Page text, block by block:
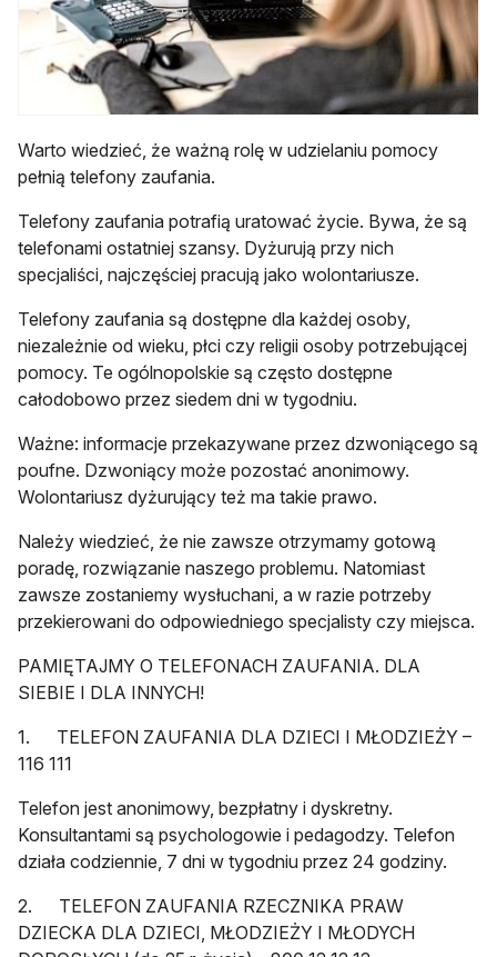
Warto wiedzieć, że ważną rolę w udzielaniu pomocy
pełnią telefony zaufania.
Telefony zaufania potrafią uratować życie. Bywa, że są
telefonami ostatniej szansy. Dyżurują przy nich
specjaliści, najczęściej pracują jako wolontariusze.
Telefony zaufania są dostępne dla każdej osoby,
niezależnie od wieku, płci czy religii osoby potrzebującej
pomocy. Te ogólnopolskie są często dostępne
całodobowo przez siedem dni w tygodniu.
Ważne: informacje przekazywane przez dzwoniącego są
poufne. Dzwoniący może pozostać anonimowy.
Wolontariusz dyżurujący też ma takie prawo.
Należy wiedzieć, że nie zawsze otrzymamy gotową
poradę, rozwiązanie naszego problemu. Natomiast
zawsze zostaniemy wysłuchani, a w razie potrzeby
przekierowani do odpowiedniego specjalisty czy miejsca.
PAMIĘTAJMY O TELEFONACH ZAUFANIA. DLA
SIEBIE I DLA INNYCH!
1. TELEFON ZAUFANIA DLA DZIECI I MŁODZIEŻY –
116 111
Telefon jest anonimowy, bezpłatny i dyskretny.
Konsultantami są psychologowie i pedagodzy. Telefon
działa codziennie, 7 dni w tygodniu przez 24 godziny.
2. TELEFON ZAUFANIA RZECZNIKA PRAW
DZIECKA DLA DZIECI, MŁODZIEŻY I MŁODYCH